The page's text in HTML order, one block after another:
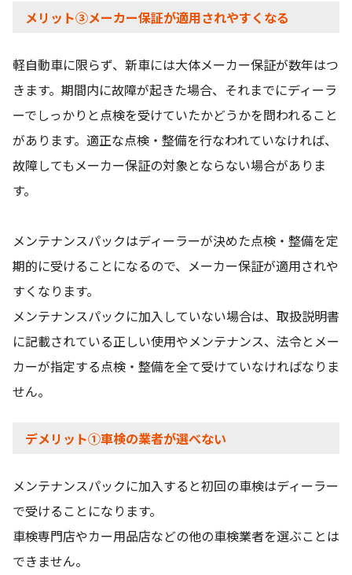
メリット③メーカー保証が適用されやすくなる
軽自動車に限らず、新車には大体メーカー保証が数年はつ
きます。期間内に故障が起きた場合、それまでにディーラ
ーでしっかりと点検を受けていたかどうかを問われること
があります。適正な点検・整備を行なわれていなければ、
故障してもメーカー保証の対象とならない場合がありま
す。
メンテナンスパックはディーラーが決めた点検・整備を定
期的に受けることになるので、メーカー保証が適用されや
すくなります。
メンテナンスパックに加入していない場合は、取扱説明書
に記載されている正しい使用やメンテナンス、法令とメー
カーが指定する点検・整備を全て受けていなければなりま
せん。
デメリット①車検の業者が選べない
メンテナンスパックに加入すると初回の車検はディーラー
で受けることになります。
車検専門店やカー用品店などの他の車検業者を選ぶことは
できません。